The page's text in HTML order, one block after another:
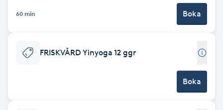
Gellack
Gravidmassage
60 min Boka
FRISKVÅRD Yinyoga 12 ggr
Boka